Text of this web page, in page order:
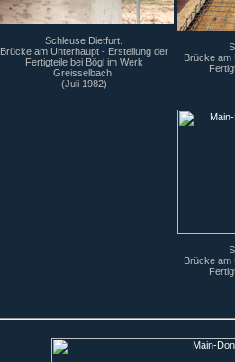
Schleuse Dietfurt.
Brücke am Unterhaupt - Erstellung der
Fertigteile bei Bögl im Werk
Greisselbach.
(Juli 1982)
Brücke am
Brücke am